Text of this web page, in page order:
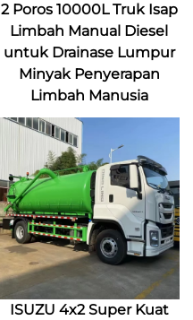
2 Poros 10000L Truk Isap
Limbah Manual Diesel
untuk Drainase Lumpur
Minyak Penyerapan
Limbah Manusia
ISUZU 4x2 Super Kuat